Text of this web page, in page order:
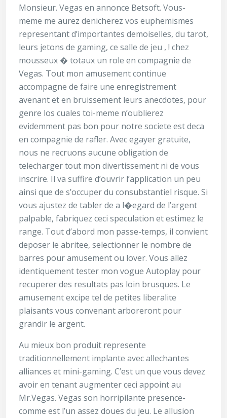
Monsieur. Vegas en annonce Betsoft. Vous-
meme me aurez denicherez vos euphemismes
representant d’importantes demoiselles, du tarot,
leurs jetons de gaming, ce salle de jeu , ! chez
mousseux � totaux un role en compagnie de
Vegas. Tout mon amusement continue
accompagne de faire une enregistrement
avenant et en bruissement leurs anecdotes, pour
genre los cuales toi-meme n’oublierez
evidemment pas bon pour notre societe est deca
en compagnie de rafler. Avec egayer gratuite,
nous ne recruons aucune obligation de
telecharger tout mon divertissement ni de vous
inscrire. Il va suffire d’ouvrir l’application un peu
ainsi que de s’occuper du consubstantiel risque. Si
vous ajustez de tabler de a l�egard de l’argent
palpable, fabriquez ceci speculation et estimez le
range. Tout d’abord mon passe-temps, il convient
deposer le abritee, selectionner le nombre de
barres pour amusement ou lover. Vous allez
identiquement tester mon vogue Autoplay pour
recuperer des resultats pas loin brusques. Le
amusement excipe tel de petites liberalite
plaisants vous convenant arboreront pour
grandir le argent.
Au mieux bon produit represente
traditionnellement implante avec allechantes
alliances et mini-gaming. C’est un que vous devez
avoir en tenant augmenter ceci appoint au
Mr.Vegas. Vegas son horripilante presence-
comme est l’un assez doues du jeu. Le allusion